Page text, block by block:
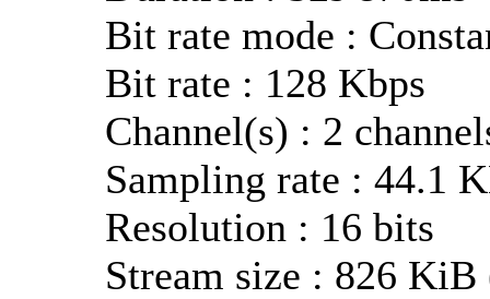
Bit rate mode :
Bit rate : 128 Kbps
Channel(s) : 2
Sampling rate : 44.1
Resolution : 16 bits
Stream size : 826 KiB